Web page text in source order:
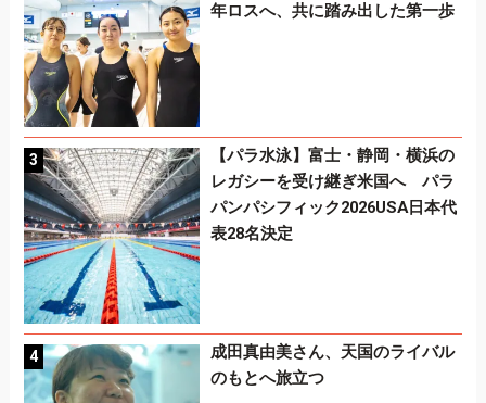
年ロスへ、共に踏み出した第一歩
【パラ水泳】富士・静岡・横浜の
レガシーを受け継ぎ米国へ パラ
パンパシフィック2026USA日本代
表28名決定
成田真由美さん、天国のライバル
のもとへ旅立つ